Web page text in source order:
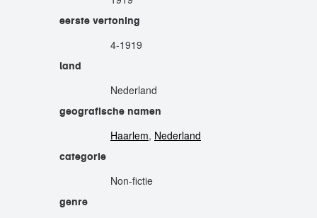
eerste vertoning
4-1919
land
Nederland
geografische namen
Haarlem, Nederland
categorie
Non-fictie
genre